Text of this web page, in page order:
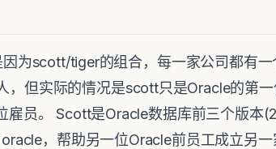
为scott/tiger的组合，每一家公司都有
但实际的情况是scott只是Oracle的第
员。 Scott是Oracle数据库前三个版本
，帮助另一位Oracle前员工成立另